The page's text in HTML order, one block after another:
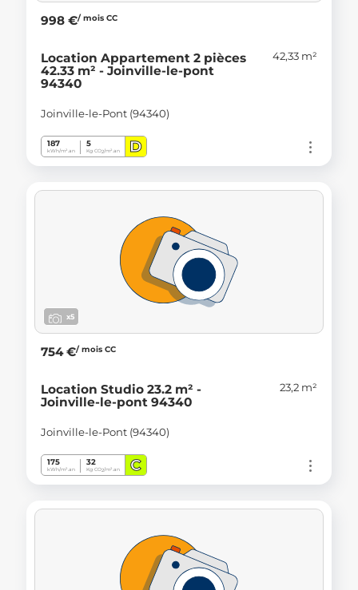
998 €/ mois CC
Location Appartement 2 pièces
42.33 m² - Joinville-le-pont
94340
42,33 m²
Joinville-le-Pont (94340)
187
kWh/m².an
5
Kg CO2/m².an D
x5
754 €/ mois CC
Location Studio 23.2 m² -
Joinville-le-pont 94340
23,2 m²
Joinville-le-Pont (94340)
175
kWh/m².an
32
Kg CO2/m².an C